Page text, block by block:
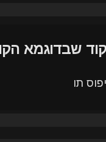
שבדוגמא
תו